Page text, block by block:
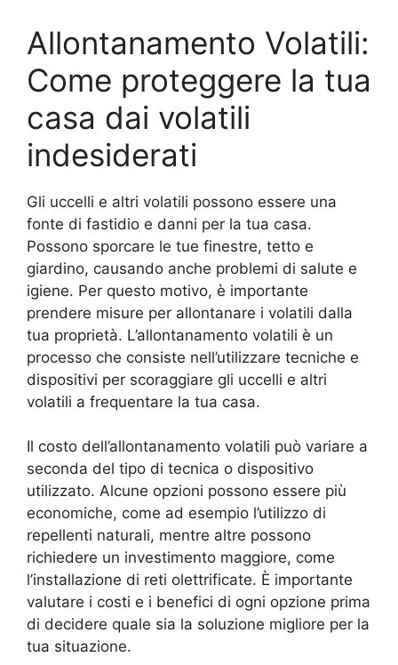
Allontanamento Volatili:
Come proteggere la tua
casa dai volatili
indesiderati
Gli uccelli e altri volatili possono essere una
fonte di fastidio e danni per la tua casa.
Possono sporcare le tue finestre, tetto e
giardino, causando anche problemi di salute e
igiene. Per questo motivo, è importante
prendere misure per allontanare i volatili dalla
tua proprietà. L’allontanamento volatili è un
processo che consiste nell’utilizzare tecniche e
dispositivi per scoraggiare gli uccelli e altri
volatili a frequentare la tua casa.
Il costo dell’allontanamento volatili può variare a
seconda del tipo di tecnica o dispositivo
utilizzato. Alcune opzioni possono essere più
economiche, come ad esempio l’utilizzo di
repellenti naturali, mentre altre possono
richiedere un investimento maggiore, come
l’installazione di reti olettrificate. È importante
valutare i costi e i benefici di ogni opzione prima
di decidere quale sia la soluzione migliore per la
tua situazione.